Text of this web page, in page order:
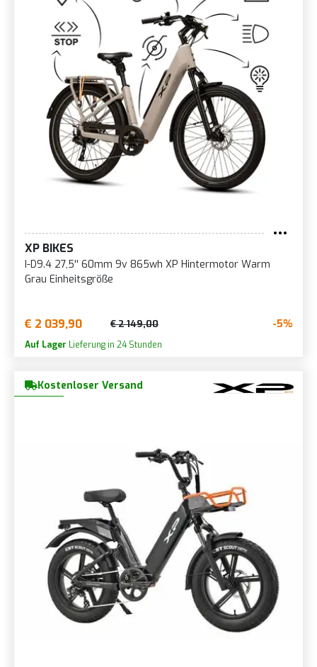
XP BIKES
I-D9.4 27,5'' 60mm 9v 865wh XP Hintermotor Warm
Grau Einheitsgröße
€ 2 039,90 € 2 149,00 -5%
Auf Lager Lieferung in 24 Stunden
Kostenloser Versand